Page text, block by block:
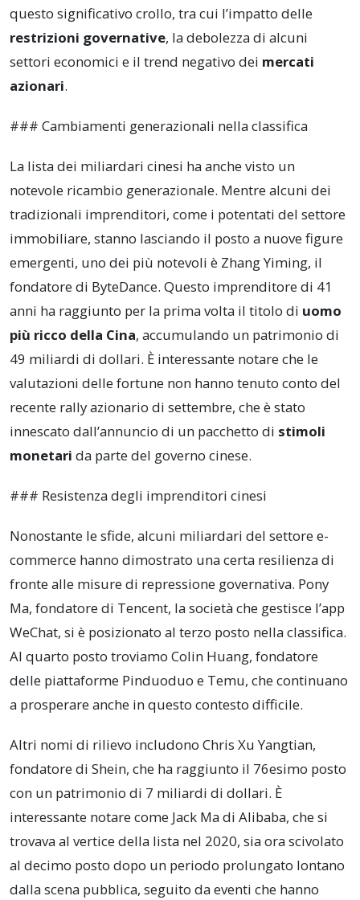
questo significativo crollo, tra cui l’impatto delle
restrizioni governative, la debolezza di alcuni
settori economici e il trend negativo dei mercati
azionari.
### Cambiamenti generazionali nella classifica
La lista dei miliardari cinesi ha anche visto un
notevole ricambio generazionale. Mentre alcuni dei
tradizionali imprenditori, come i potentati del settore
immobiliare, stanno lasciando il posto a nuove figure
emergenti, uno dei più notevoli è Zhang Yiming, il
fondatore di ByteDance. Questo imprenditore di 41
anni ha raggiunto per la prima volta il titolo di uomo
più ricco della Cina, accumulando un patrimonio di
49 miliardi di dollari. È interessante notare che le
valutazioni delle fortune non hanno tenuto conto del
recente rally azionario di settembre, che è stato
innescato dall’annuncio di un pacchetto di stimoli
monetari da parte del governo cinese.
### Resistenza degli imprenditori cinesi
Nonostante le sfide, alcuni miliardari del settore e-
commerce hanno dimostrato una certa resilienza di
fronte alle misure di repressione governativa. Pony
Ma, fondatore di Tencent, la società che gestisce l’app
WeChat, si è posizionato al terzo posto nella classifica.
Al quarto posto troviamo Colin Huang, fondatore
delle piattaforme Pinduoduo e Temu, che continuano
a prosperare anche in questo contesto difficile.
Altri nomi di rilievo includono Chris Xu Yangtian,
fondatore di Shein, che ha raggiunto il 76esimo posto
con un patrimonio di 7 miliardi di dollari. È
interessante notare come Jack Ma di Alibaba, che si
trovava al vertice della lista nel 2020, sia ora scivolato
al decimo posto dopo un periodo prolungato lontano
dalla scena pubblica, seguito da eventi che hanno